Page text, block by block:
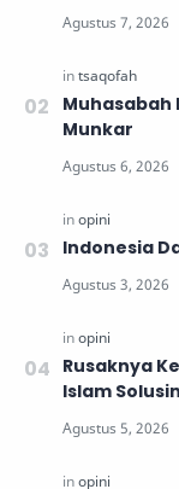
Muhasabah
Munkar
Indonesia
Rusaknya
Islam